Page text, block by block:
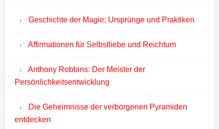
Geschichte der Magie: Ursprünge und Praktiken
Affirmationen für Selbstliebe und Reichtum
Anthony Robbins: Der Meister der
Persönlichkeitsentwicklung
Die Geheimnisse der verborgenen Pyramiden
entdecken